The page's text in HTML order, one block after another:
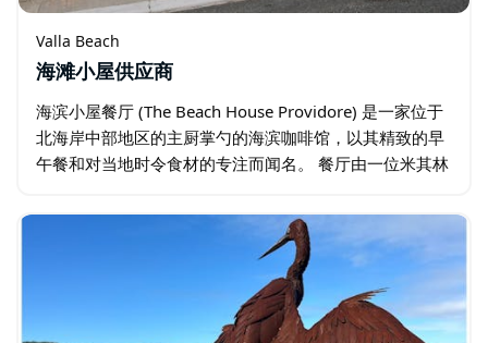
Valla Beach
海滩小屋供应商
海滨小屋餐厅 (The Beach House Providore) 是一家位于
北海岸中部地区的主厨掌勺的海滨咖啡馆，以其精致的早
午餐和对当地时令食材的专注而闻名。 餐厅由一位米其林
早餐…